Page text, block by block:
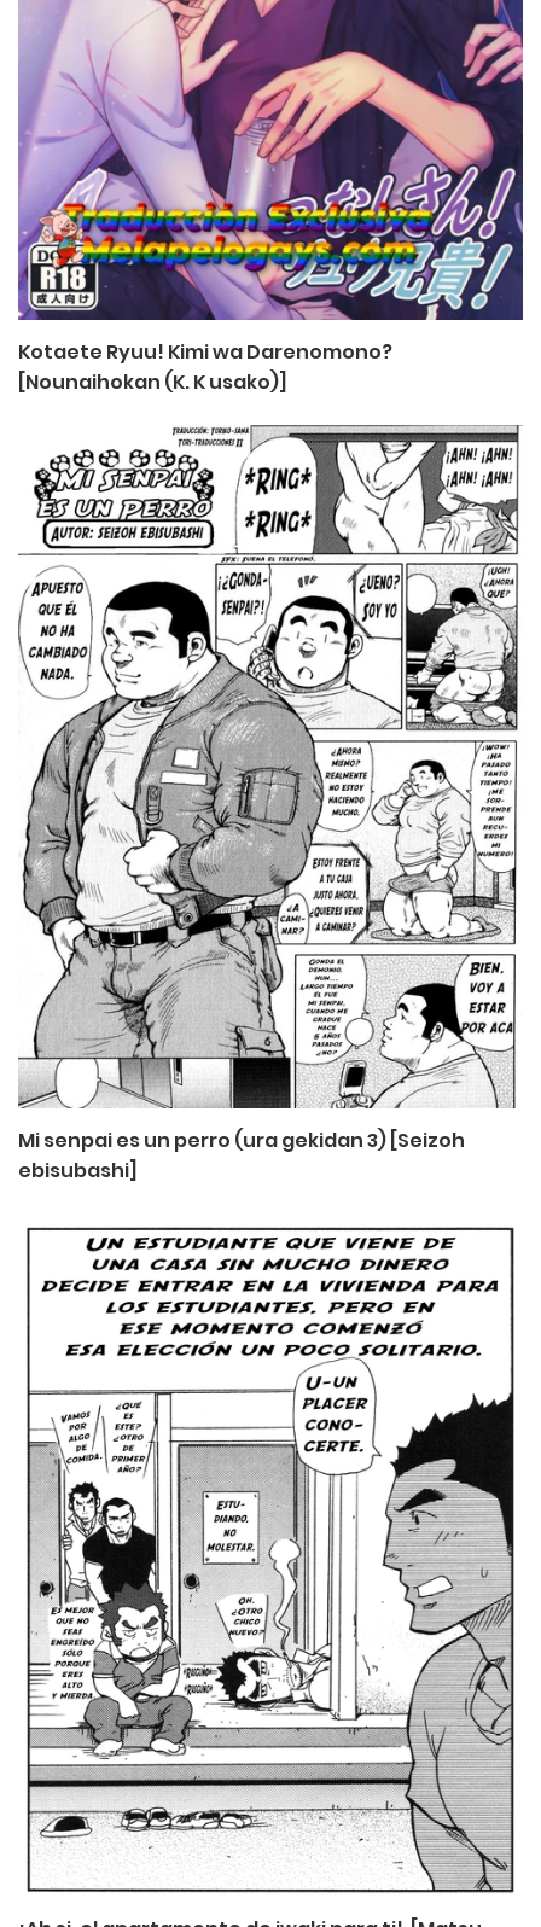
Kotaete Ryuu! Kimi wa Darenomono?
[Nounaihokan (K. K usako)]
Mi senpai es un perro (ura gekidan 3) [Seizoh
ebisubashi]